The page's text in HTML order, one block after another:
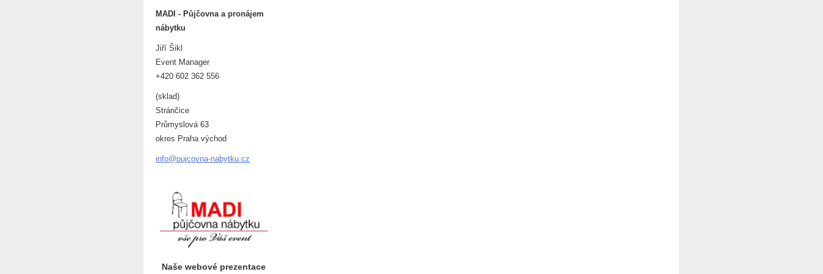
MADI - Půjčovna a pronájem
nábytku
Jiří Šikl
Event Manager
+420 602 362 556
(sklad)
Stránčice
Průmyslová 63
okres Praha východ
info@pujcovna-nabytku.cz
Naše webové prezentace